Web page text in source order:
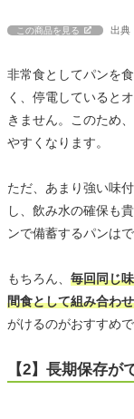
この商品を見る 出典
非常食としてパンを
く、停電していると
きません。このため
やすくなります。
ただ、あまり強い味
し、飲み水の確保も
ンで備蓄するパンは
もちろん、 毎回同じ
間食として組み合わ
がけるのがおすすめで
【2】長期保存が